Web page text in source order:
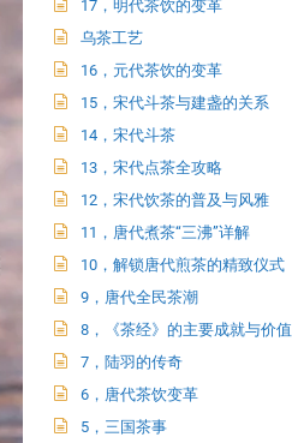
17，明代茶饮的变革
乌茶工艺
16，元代茶饮的变革
15，宋代斗茶与建盏的关系
14，宋代斗茶
13，宋代点茶全攻略
12，宋代饮茶的普及与风雅
11，唐代煮茶“三沸”详解
10，解锁唐代煎茶的精致仪式
9，唐代全民茶潮
8，《茶经》的主要成就与价值
7，陆羽的传奇
6，唐代茶饮变革
5，三国茶事